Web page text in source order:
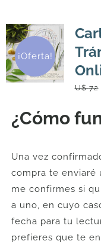
¡Oferta!
U$72
¿Cómo
Una vez
compra te enviaré
me confirmes si
a uno, en cuyo
fecha para tu
prefieres que te